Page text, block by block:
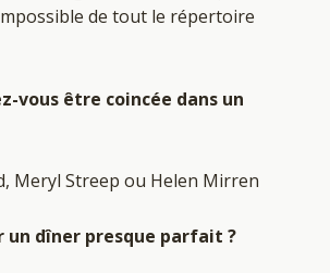
de tout le répertoire
vous être coincée dans un
Meryl Streep ou Helen Mirren
un dîner presque parfait ?